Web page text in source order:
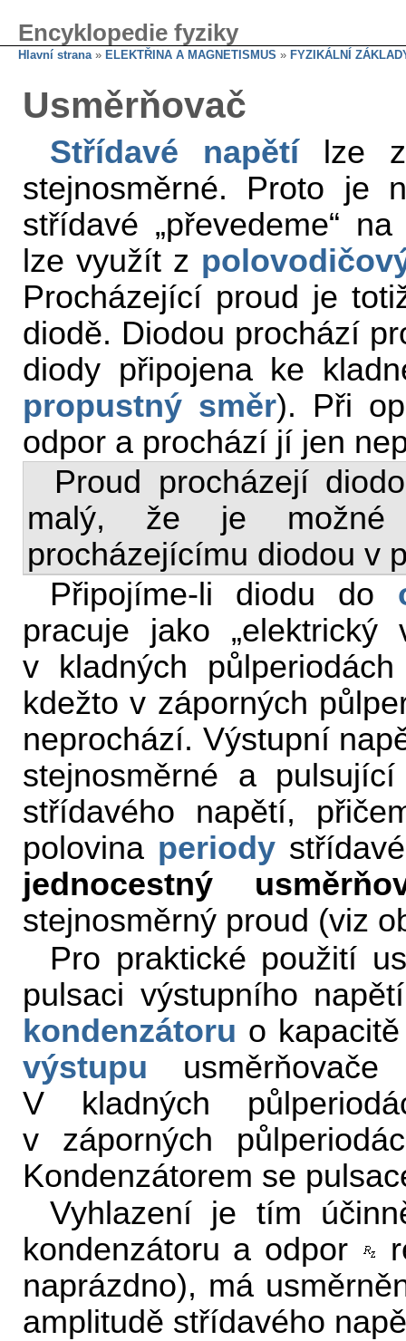
Encyklopedie fyziky
Hlavní strana» ELEKTŘINA A MAGNETISMUS » FYZIKÁLNÍ
Usměrňovač
Střídavé napětílze
stejnosměrné. Proto je
střídavé „převedeme“
lze využít z
Procházející proud je
diodě. Diodou prochází
diody připojena ke
propustný směr). Při
odpor a prochází jí jen
Proud procházejí
malý, že je možné
procházejícímu diodou v
Připojíme-li diodu do
pracuje jako
v kladných
kdežto v záporných
neprochází. Výstupní
stejnosměrné a
střídavého napětí,
polovina periody
jednocestný
stejnosměrný proud (viz
Pro praktické použití
pulsaci výstupního
kondenzátoru o
výstupu
V kladných
v záporných
Kondenzátorem se
Vyhlazení je tím
kondenzátoru a odpor
naprázdno), má
amplitudě střídavého